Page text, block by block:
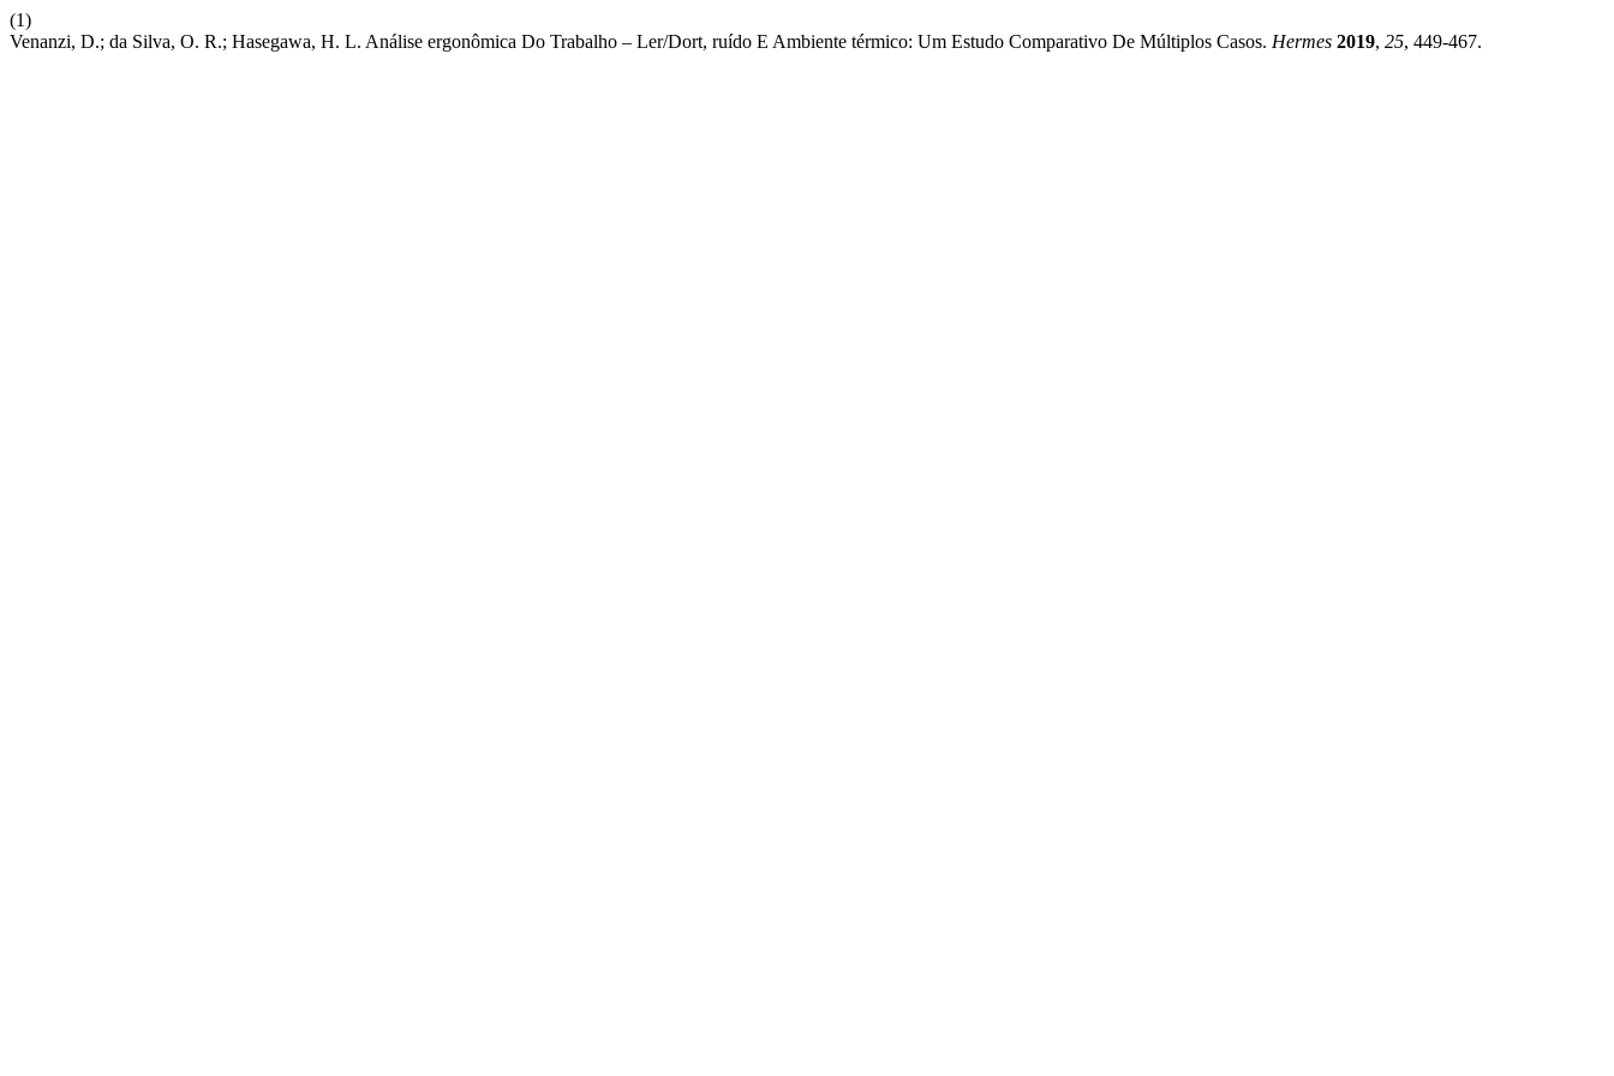
(1)
Venanzi, D.; da Silva, O. R.; Hasegawa, H. L. Análise ergonômica Do Trabalho – Ler/Dort, ruído E Ambiente térmico: Um Estudo Comparativo De Múltiplos Casos. Hermes 2019, 25, 449-467.